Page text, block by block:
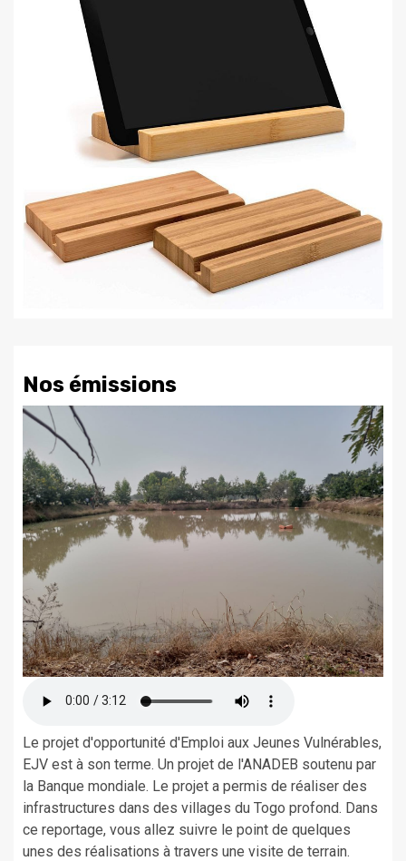
Nos émissions
Le projet d'opportunité d'Emploi aux Jeunes Vulnérables,
EJV est à son terme. Un projet de l'ANADEB soutenu par
la Banque mondiale. Le projet a permis de réaliser des
infrastructures dans des villages du Togo profond. Dans
ce reportage, vous allez suivre le point de quelques
unes des réalisations à travers une visite de terrain.